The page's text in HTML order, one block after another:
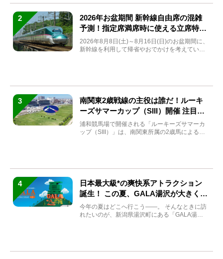
2
2026年お盆期間 新幹線自由席の混雑
予測！指定席満席時に使える立席特急
券も解説
2026年8月8日(土)～8月16日(日)のお盆期間に、
新幹線を利用して帰省やおでかけを考えている
3
南関東2歳戦線の主役は誰だ！ルーキ
ーズサマーカップ（SIII）開催 注目馬
と見どころをチェック
浦和競馬場で開催される「ルーキーズサマーカ
ップ（SIII）」は、南関東所属の2歳馬による注
4
日本最大級*の爽快系アトラクション
誕生！ この夏、GALA湯沢が大きく生
まれ変わる
今年の夏はどこへ行こう――。 そんなときに訪
れたいのが、新潟県湯沢町にある「GALA湯